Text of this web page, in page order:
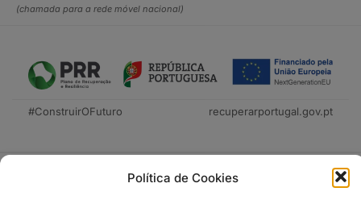
Política de Cookies
(chamada para a rede móvel nacional)
#ConstruirOFuturo recuperarportugal.gov.pt